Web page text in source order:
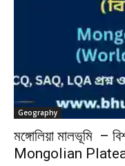
Geography
মঙ্গোলিয়া মালভূমি –
Mongolian